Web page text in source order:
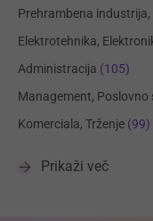
Prehrambena industrija,
Elektrotehnika,
Administracija (105)
Management, Poslovno
Komerciala, Trženje (99)
Prikaži več